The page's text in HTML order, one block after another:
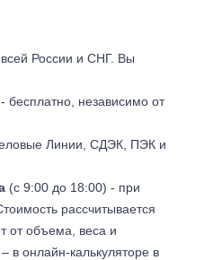
России и СНГ. Вы
- бесплатно, независимо от
Линии, СДЭК, ПЭК и
(с 9:00 до 18:00) - при
рассчитывается
от объема, веса и
в онлайн-калькуляторе в